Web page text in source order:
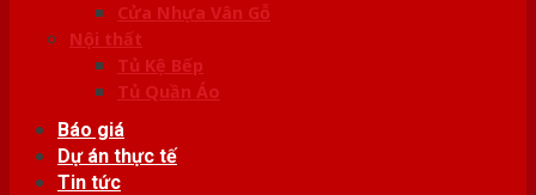
Cửa Nhựa Vân Gỗ
Nội thất
Tủ Kệ Bếp
Tủ Quần Áo
Báo giá
Dự án thực tế
Tin tức